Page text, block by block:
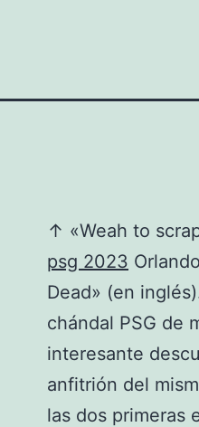
↑ «Weah to
psg 2023
Dead» (en
chándal PSG de
interesante
anfitrión del
las dos primeras